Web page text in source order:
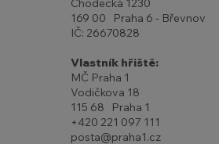
Chodecká 1230
169 00 Praha 6 - Břevnov
IČ: 26670828
Vlastník hřiště:
MČ Praha 1
Vodičkova 18
115 68 Praha 1
+420 221 097 111
posta@praha1.cz